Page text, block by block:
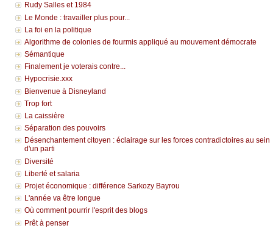
Rudy Salles et 1984
Le Monde : travailler plus pour...
La foi en la politique
Algorithme de colonies de fourmis appliqué au mouvement démocrate
Sémantique
Finalement je voterais contre...
Hypocrisie.xxx
Bienvenue à Disneyland
Trop fort
La caissière
Séparation des pouvoirs
Désenchantement citoyen : éclairage sur les forces contradictoires au sein
d'un parti
Diversité
Liberté et salaria
Projet économique : différence Sarkozy Bayrou
L'année va être longue
Où comment pourrir l'esprit des blogs
Prêt à penser